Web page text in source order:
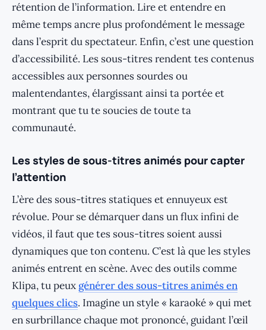
rétention de l’information. Lire et entendre en
même temps ancre plus profondément le message
dans l’esprit du spectateur. Enfin, c’est une question
d’accessibilité. Les sous-titres rendent tes contenus
accessibles aux personnes sourdes ou
malentendantes, élargissant ainsi ta portée et
montrant que tu te soucies de toute ta
communauté.
Les styles de sous-titres animés pour capter
l’attention
L’ère des sous-titres statiques et ennuyeux est
révolue. Pour se démarquer dans un flux infini de
vidéos, il faut que tes sous-titres soient aussi
dynamiques que ton contenu. C’est là que les styles
animés entrent en scène. Avec des outils comme
Klipa, tu peux générer des sous-titres animés en
quelques clics. Imagine un style « karaoké » qui met
en surbrillance chaque mot prononcé, guidant l’œil